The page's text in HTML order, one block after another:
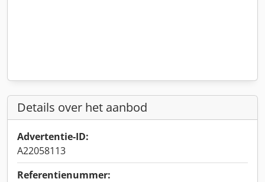
Details over het aanbod
Advertentie-ID:
A22058113
Referentienummer: